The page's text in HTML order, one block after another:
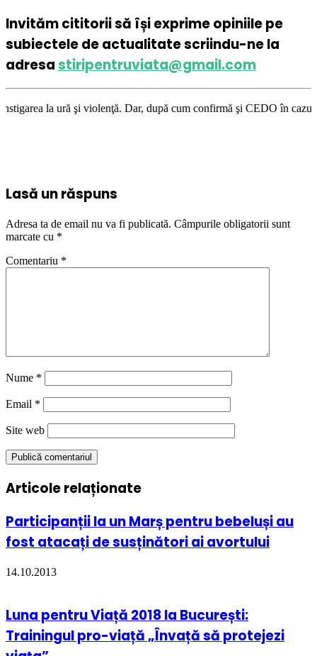
Invităm cititorii să își exprime opiniile pe
subiectele de actualitate scriindu-ne la
adresastiripentruviata@gmail.com
şi violenţă. Dar, după cum confirmă şi CEDO în cazul Handyside
Lasă un răspuns
Adresa ta de email nu va fi publicată. Câmpurile obligatorii sunt
marcate cu *
Comentariu *
Nume *
Email *
Site web
Articole relaționate
​Participanții la un Marș pentru bebeluși au
fost atacați de susținători ai avortului
14.10.2013
Luna pentru Viață 2018 la București:
Trainingul pro-viață „Învață să protejezi